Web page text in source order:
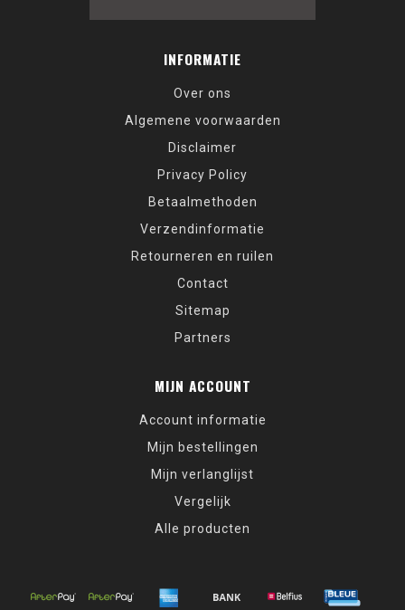
INFORMATIE
Over ons
Algemene voorwaarden
Disclaimer
Privacy Policy
Betaalmethoden
Verzendinformatie
Retourneren en ruilen
Contact
Sitemap
Partners
MIJN ACCOUNT
Account informatie
Mijn bestellingen
Mijn verlanglijst
Vergelijk
Alle producten